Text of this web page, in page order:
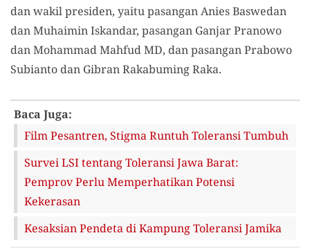
dan wakil presiden, yaitu pasangan Anies Baswedan
dan Muhaimin Iskandar, pasangan Ganjar Pranowo
dan Mohammad Mahfud MD, dan pasangan Prabowo
Subianto dan Gibran Rakabuming Raka.
Baca Juga:
Film Pesantren, Stigma Runtuh Toleransi Tumbuh
Survei LSI tentang Toleransi Jawa Barat:
Pemprov Perlu Memperhatikan Potensi
Kekerasan
Kesaksian Pendeta di Kampung Toleransi Jamika